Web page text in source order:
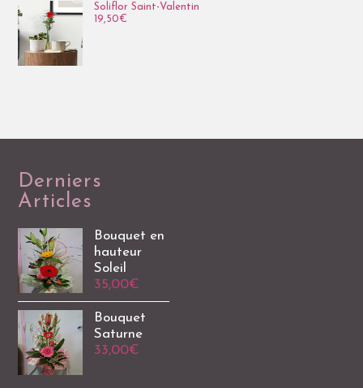
Soliflor Saint-Valentin
19,50€
Derniers
Articles
Bouquet en
hauteur
Soleil
35,00€
Bouquet
Saturne
33,00€